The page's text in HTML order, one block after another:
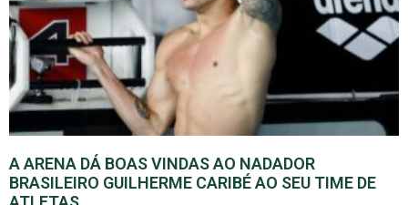
A ARENA DÁ BOAS VINDAS AO NADADOR
BRASILEIRO GUILHERME CARIBÉ AO SEU TIME DE